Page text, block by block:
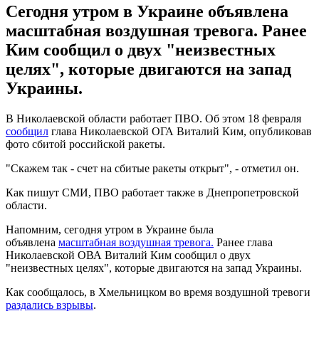
Сегодня утром в Украине объявлена
масштабная воздушная тревога. Ранее
Ким сообщил о двух "неизвестных
целях", которые двигаются на запад
Украины.
В Николаевской области работает ПВО. Об этом 18 февраля
сообщил глава Николаевской ОГА Виталий Ким, опубликовав
фото сбитой российской ракеты.
"Скажем так - счет на сбитые ракеты открыт", - отметил он.
Как пишут СМИ, ПВО работает также в Днепропетровской
области.
Напомним, сегодня утром в Украине была
объявлена масштабная воздушная тревога. Ранее глава
Николаевской ОВА Виталий Ким сообщил о двух
"неизвестных целях", которые двигаются на запад Украины.
Как сообщалось, в Хмельницком во время воздушной тревоги
раздались взрывы.